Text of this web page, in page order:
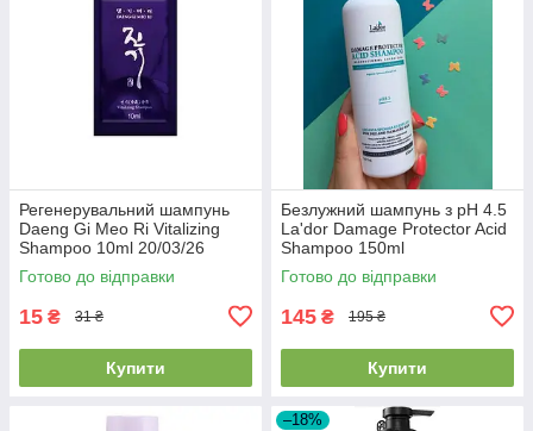
Регенерувальний шампунь
Daeng Gi Meo Ri Vitalizing
Shampoo 10ml 20/03/26
Готово до відправки
15 ₴ 31 ₴
Купити
Безлужний шампунь з pH 4.5
La'dor Damage Protector Acid
Shampoo 150ml
Готово до відправки
145 ₴ 195 ₴
Купити
–18%